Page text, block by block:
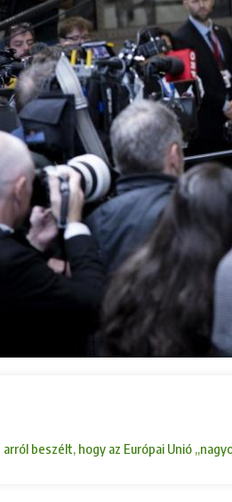
beszélt, hogy az Európai Unió